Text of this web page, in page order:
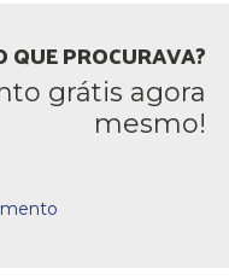
QUE PROCURAVA?
grátis agora
mesmo!